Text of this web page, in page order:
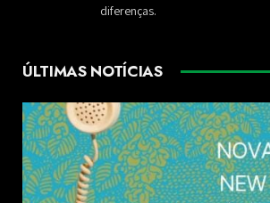
diferenças.
ÚLTIMAS NOTÍCIAS